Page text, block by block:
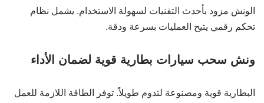
الونش مزود بأحدث التقنيات لسهولة الاستخدام. يشمل نظام
تحكم رقمي يتيح العمليات بسرعة ودقة.
ونش سحب سيارات بطارية قوية لضمان الأداء
البطارية قوية ومصنوعة لتدوم طويلاً. توفر الطاقة اللازمة للعمل